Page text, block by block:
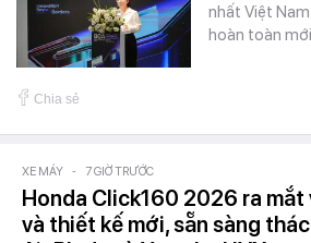
nhất Việt
hoàn toàn
Chia sẻ
XE MÁY - 7 GIỜ TRƯỚC
Honda Click160 2026 ra mắt
và thiết kế mới, sẵn sàng